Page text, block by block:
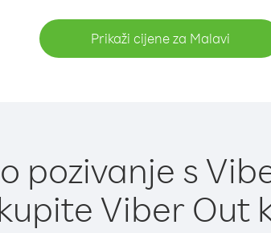
Prikaži cijene za Malavi
pozivanje s
Viber Out